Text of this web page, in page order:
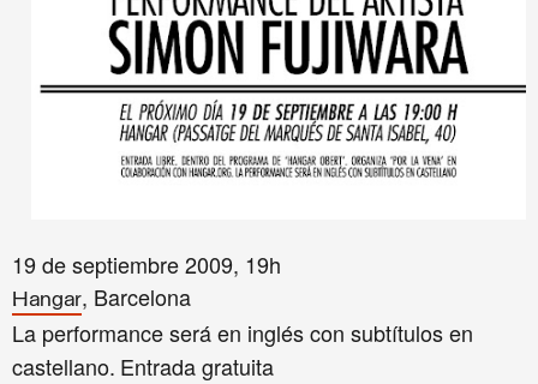
19 de septiembre 2009, 19h
Hangar, Barcelona
La performance será en inglés con subtítulos en
castellano. Entrada gratuita